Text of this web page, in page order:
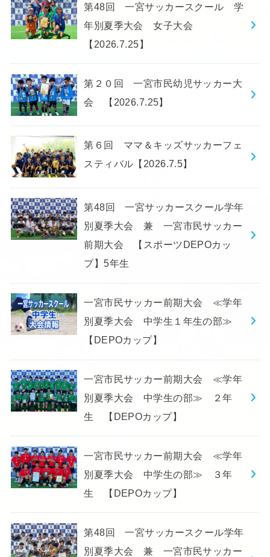
第48回 一宮サッカースクール 学
年別夏季大会 女子大会
【2026.7.25】
第２０回 一宮市民幼児サッカー大
会 【2026.7.25】
第６回 ママ＆キッズサッカーフェ
スティバル【2026.7.5】
第48回 一宮サッカースクール学年
別夏季大会 兼 一宮市民サッカー
前期大会 【スポーツDEPOカッ
プ】5年生
一宮市民サッカー前期大会 ≪学年
別夏季大会 中学生１年生の部≫
【DEPOカップ】
一宮市民サッカー前期大会 ≪学年
別夏季大会 中学生の部≫ ２年
生 【DEPOカップ】
一宮市民サッカー前期大会 ≪学年
別夏季大会 中学生の部≫ ３年
生 【DEPOカップ】
第48回 一宮サッカースクール学年
別夏季大会 兼 一宮市民サッカー